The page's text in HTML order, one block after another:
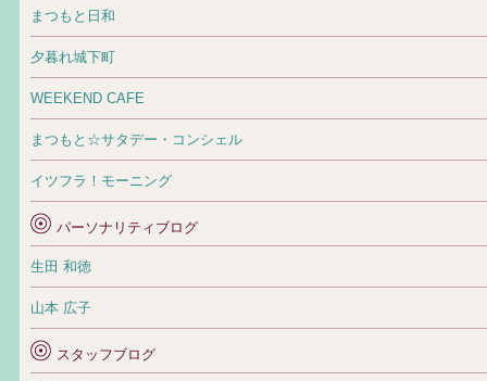
まつもと日和
夕暮れ城下町
WEEKEND CAFE
まつもと☆サタデー・コンシェル
イツフラ！モーニング
パーソナリティブログ
生田 和徳
山本 広子
スタッフブログ